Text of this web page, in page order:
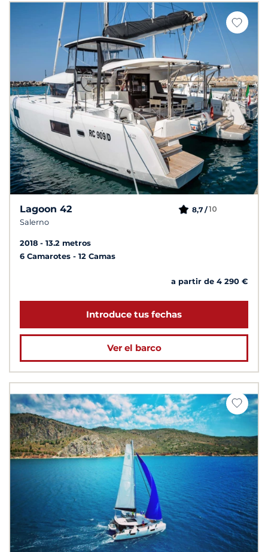
Lagoon 42
Salerno
8,7 /10
2018
13.2 metros
6 Camarotes
12 Camas
a partir de 4 290 €
Introduce tus fechas
Ver el barco